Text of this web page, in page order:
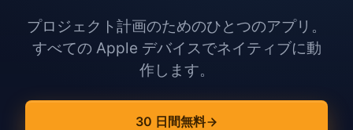
プロジェクト計画のためのひとつのアプリ。
すべての Apple デバイスでネイティブに動
作します。
30 日間無料